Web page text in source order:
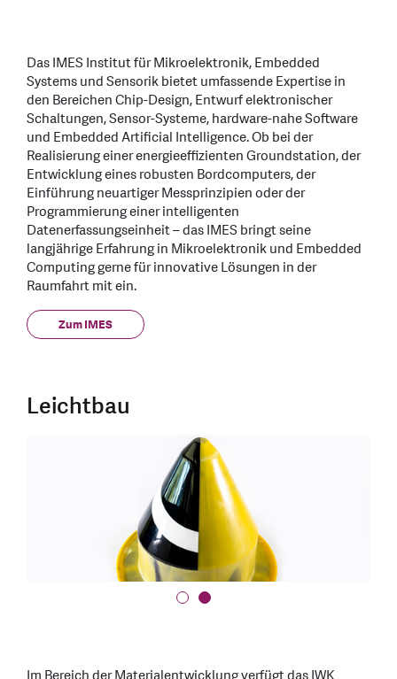
Das IMES Institut für Mikroelektronik, Embedded
Systems und Sensorik bietet umfassende Expertise in
den Bereichen Chip-Design, Entwurf elektronischer
Schaltungen, Sensor-Systeme, hardware-nahe Software
und Embedded Artificial Intelligence. Ob bei der
Realisierung einer energieeffizienten Groundstation, der
Entwicklung eines robusten Bordcomputers, der
Einführung neuartiger Messprinzipien oder der
Programmierung einer intelligenten
Datenerfassungseinheit – das IMES bringt seine
langjährige Erfahrung in Mikroelektronik und Embedded
Computing gerne für innovative Lösungen in der
Raumfahrt mit ein.
Zum IMES
Leichtbau